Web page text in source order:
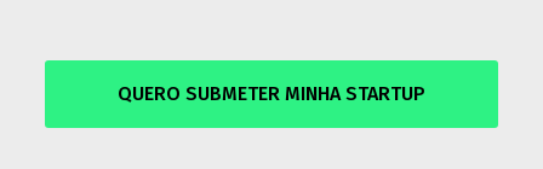
QUERO SUBMETER MINHA STARTUP